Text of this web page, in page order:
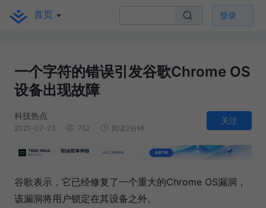
首页 登录
一个字符的错误引发谷歌Chrome OS
设备出现故障
科技热点
2021-07-23 752 阅读2分钟
关注
谷歌表示，它已经修复了一个重大的Chrome OS漏洞，
该漏洞将用户锁定在其设备之外。